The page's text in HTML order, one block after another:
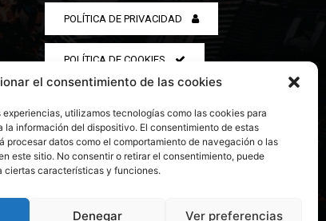
el consentimiento de las cookies
experiencias, utilizamos tecnologías como las cookies para
la información del dispositivo. El consentimiento de estas
procesar datos como el comportamiento de navegación o las
este sitio. No consentir o retirar el consentimiento, puede
ciertas características y funciones.
Denegar Ver preferencias
POLÍTICA DE PRIVACIDAD
POLÍTICA DE COOKIES